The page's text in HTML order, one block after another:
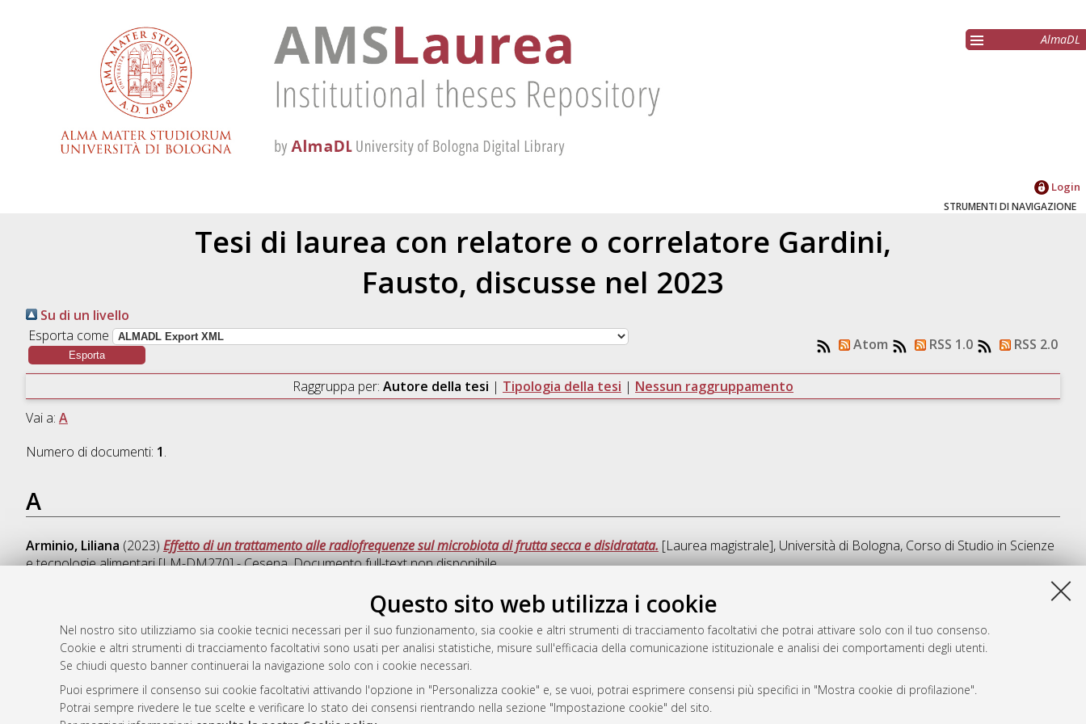
Questo sito web utilizza i cookie
Nel nostro sito utilizziamo sia cookie tecnici necessari per il suo funzionamento, sia cookie e altri strumenti di tracciamento facoltativi che potrai attivare solo con il tuo consenso.
Cookie e altri strumenti di tracciamento facoltativi sono usati per analisi statistiche, misure sull'efficacia della comunicazione istituzionale e analisi dei comportamenti degli utenti.
Se chiudi questo banner continuerai la navigazione solo con i cookie necessari.
Puoi esprimere il consenso sui cookie facoltativi attivando l'opzione in "Personalizza cookie" e, se vuoi, potrai esprimere consensi più specifici in "Mostra cookie di profilazione".
Potrai sempre rivedere le tue scelte e verificare lo stato dei consensi rientrando nella sezione "Impostazione cookie" del sito.
AlmaDL
Login
STRUMENTI DI NAVIGAZIONE
Tesi di laurea con relatore o correlatore Gardini,
Fausto, discusse nel 2023
Su di un livello
Esporta come
Atom RSS 1.0 RSS 2.0
Raggruppa per: Autore della tesi | Tipologia della tesi | Nessun raggruppamento
Vai a: A
Numero di documenti: 1.
A
Arminio, Liliana (2023) Effetto di un trattamento alle radiofrequenze sul microbiota di frutta secca e disidratata. [Laurea magistrale], Università di Bologna, Corso di Studio in Scienze
e tecnologie alimentari [LM-DM270] - Cesena, Documento full-text non disponibile
Questa lista e' stata generata il Sun Aug 9 09:13:47 2026 CEST
Atom
Rss 2.0
AMS Laurea
Servizio implementato e gestito da
Impostazioni Cookie
Informativa sulla privacy